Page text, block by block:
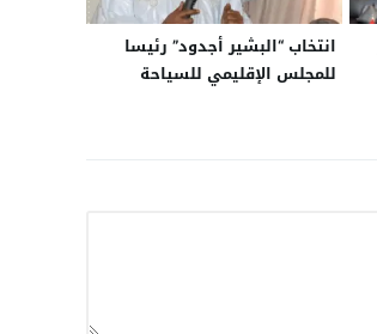
انتخاب “البشير أجدود” رئيسا
للمجلس الإقليمي للسياحة